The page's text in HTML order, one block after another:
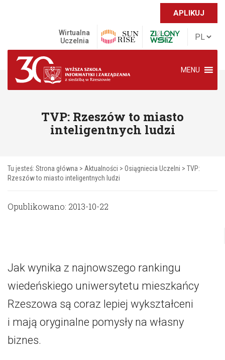
APLIKUJ
Wirtualna
Uczelnia
MENU
TVP: Rzeszów to miasto
inteligentnych ludzi
Tu jesteś: Strona główna > Aktualności > Osiągniecia Uczelni > TVP:
Rzeszów to miasto inteligentnych ludzi
Opublikowano: 2013-10-22
Jak wynika z najnowszego rankingu
wiedeńskiego uniwersytetu mieszkańcy
Rzeszowa są coraz lepiej wykształceni
i mają oryginalne pomysły na własny
biznes.